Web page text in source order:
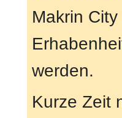
Makrin
werden.
Kurze Zeit